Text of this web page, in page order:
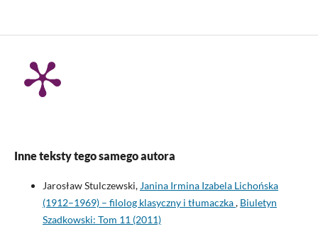
Inne teksty tego samego autora
Jarosław Stulczewski, Janina Irmina Izabela Lichońska
(1912–1969) – filolog klasyczny i tłumaczka, Biuletyn
Szadkowski: Tom 11 (2011)